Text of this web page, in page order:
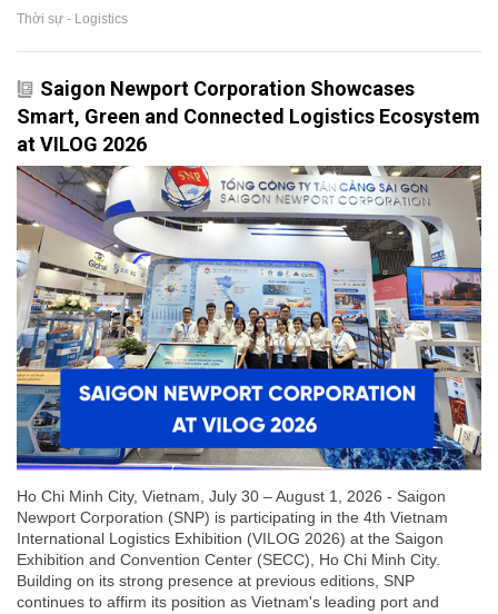
Thời sự - Logistics
Saigon Newport Corporation Showcases
Smart, Green and Connected Logistics Ecosystem
at VILOG 2026
Ho Chi Minh City, Vietnam, July 30 – August 1, 2026 - Saigon
Newport Corporation (SNP) is participating in the 4th Vietnam
International Logistics Exhibition (VILOG 2026) at the Saigon
Exhibition and Convention Center (SECC), Ho Chi Minh City.
Building on its strong presence at previous editions, SNP
continues to affirm its position as Vietnam's leading port and